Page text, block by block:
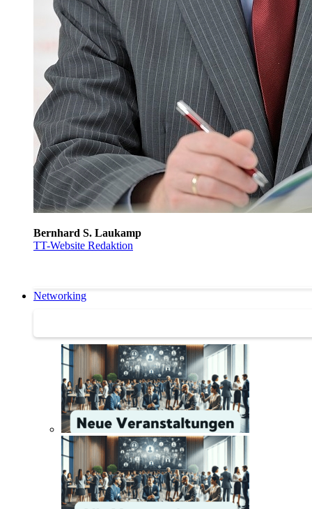
Bernhard S. Laukamp
TT-Website Redaktion
Networking